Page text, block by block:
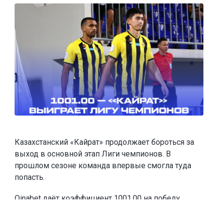
Казахстанский «Кайрат» продолжает бороться за
выход в основной этап Лиги чемпионов. В
прошлом сезоне команда впервые смогла туда
попасть.
Oinabet даёт коэффициент 1001.00 на победу